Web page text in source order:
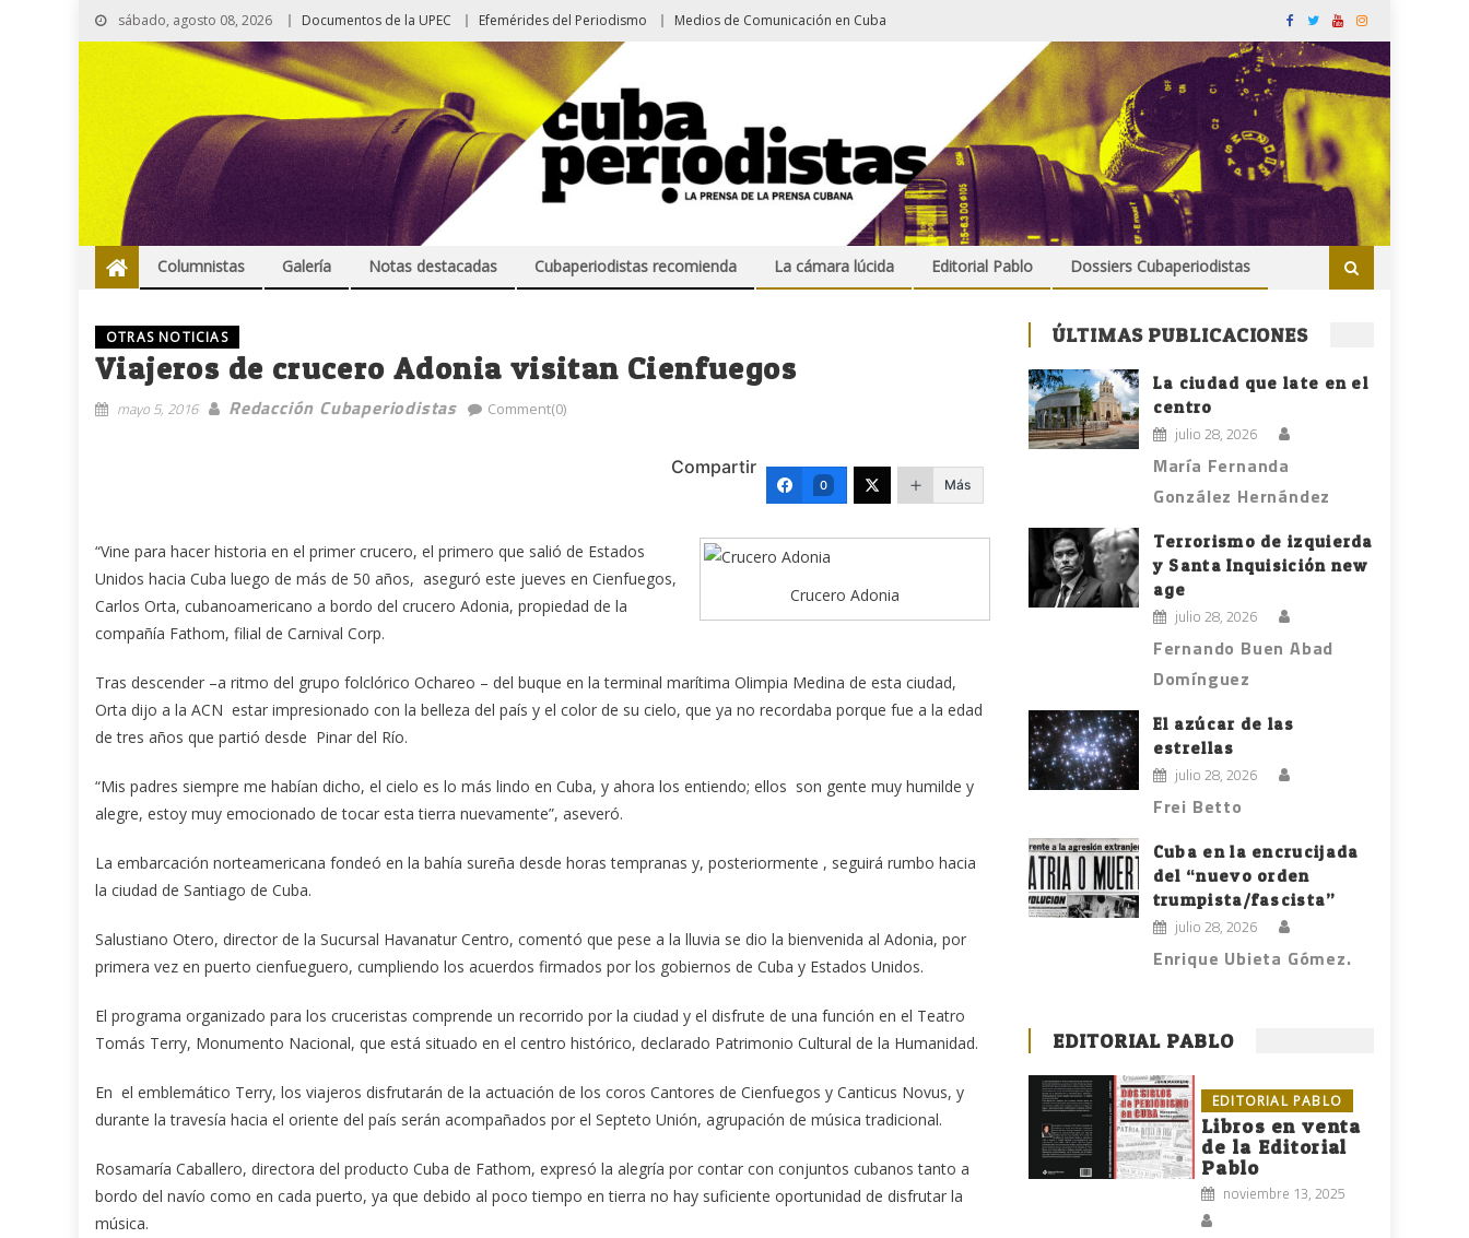
sábado, agosto 08, 2026 Documentos de la UPEC Efemérides del Periodismo Medios de Comunicación en Cuba
Columnistas Galería Notas destacadas Cubaperiodistas recomienda La cámara lúcida Editorial Pablo Dossiers Cubaperiodistas
OTRAS NOTICIAS
Viajeros de crucero Adonia visitan Cienfuegos
mayo 5, 2016 Redacción Cubaperiodistas Comment(0)
Compartir
0 Más
Crucero Adonia
“Vine para hacer historia en el primer crucero, el primero que salió de Estados
Unidos hacia Cuba luego de más de 50 años, aseguró este jueves en Cienfuegos,
Carlos Orta, cubanoamericano a bordo del crucero Adonia, propiedad de la
compañía Fathom, filial de Carnival Corp.
Tras descender –a ritmo del grupo folclórico Ochareo – del buque en la terminal marítima Olimpia Medina de esta ciudad,
Orta dijo a la ACN estar impresionado con la belleza del país y el color de su cielo, que ya no recordaba porque fue a la edad
de tres años que partió desde Pinar del Río.
“Mis padres siempre me habían dicho, el cielo es lo más lindo en Cuba, y ahora los entiendo; ellos son gente muy humilde y
alegre, estoy muy emocionado de tocar esta tierra nuevamente”, aseveró.
La embarcación norteamericana fondeó en la bahía sureña desde horas tempranas y, posteriormente , seguirá rumbo hacia
la ciudad de Santiago de Cuba.
Salustiano Otero, director de la Sucursal Havanatur Centro, comentó que pese a la lluvia se dio la bienvenida al Adonia, por
primera vez en puerto cienfueguero, cumpliendo los acuerdos firmados por los gobiernos de Cuba y Estados Unidos.
El programa organizado para los cruceristas comprende un recorrido por la ciudad y el disfrute de una función en el Teatro
Tomás Terry, Monumento Nacional, que está situado en el centro histórico, declarado Patrimonio Cultural de la Humanidad.
En el emblemático Terry, los viajeros disfrutarán de la actuación de los coros Cantores de Cienfuegos y Canticus Novus, y
durante la travesía hacia el oriente del país serán acompañados por el Septeto Unión, agrupación de música tradicional.
Rosamaría Caballero, directora del producto Cuba de Fathom, expresó la alegría por contar con conjuntos cubanos tanto a
bordo del navío como en cada puerto, ya que debido al poco tiempo en tierra no hay suficiente oportunidad de disfrutar la
música.
ÚLTIMAS PUBLICACIONES
La ciudad que late en el
centro
julio 28, 2026
María Fernanda
González Hernández
Terrorismo de izquierda
y Santa Inquisición new
age
julio 28, 2026
Fernando Buen Abad
Domínguez
El azúcar de las
estrellas
julio 28, 2026
Frei Betto
Cuba en la encrucijada
del “nuevo orden
trumpista/fascista”
julio 28, 2026
Enrique Ubieta Gómez.
EDITORIAL PABLO
EDITORIAL PABLO
Libros en venta
de la Editorial
Pablo
noviembre 13, 2025